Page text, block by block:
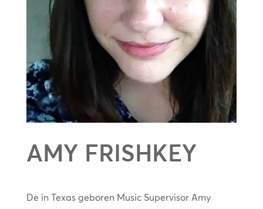
AMY FRISHKEY
De in Texas geboren Music Supervisor Amy